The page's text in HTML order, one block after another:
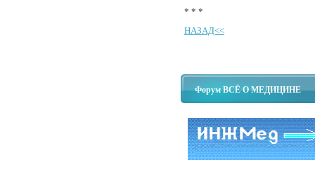
* * *
НАЗАД<<
Форум ВСЁ О МЕДИЦИНЕ